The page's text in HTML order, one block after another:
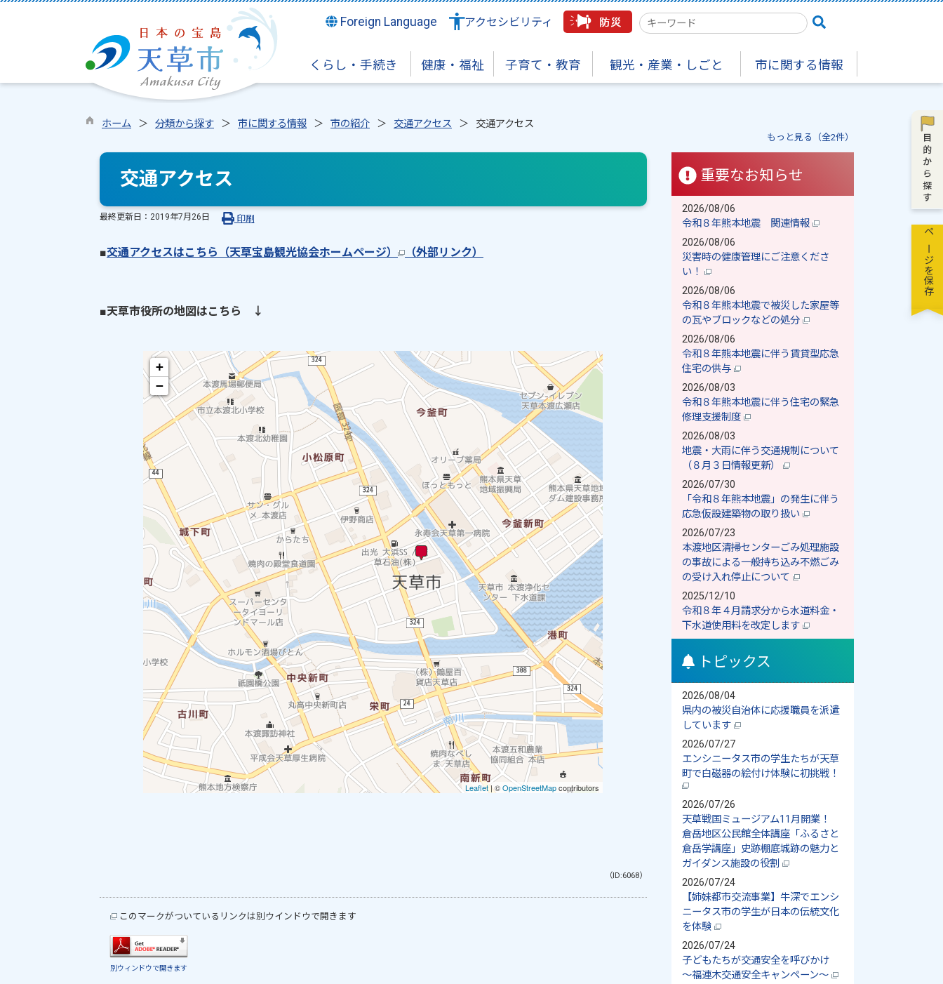
Foreign Language アクセシビリティ
検
ー
くらし・手続き 健康・福祉 子育て・教育 観光・産業・しごと 市に関する情報
ホーム 分類から探す 市に関する情報 市の紹介 交通アクセス 交通アクセス
もっと見る（全2件）
交通アクセス
最終更新日： 2019年7月26日 印刷
■交通アクセスはこちら（天草宝島観光協会ホームページ） （外部リンク）
■天草市役所の地図はこちら ↓
（ID:6068）
このマークがついているリンクは別ウインドウで開きます
別ウィンドウで開きます
重要なお知らせ
2026/08/06
令和８年熊本地震 関連情報
2026/08/06
災害時の健康管理にご注意くださ
い！
2026/08/06
令和８年熊本地震で被災した家屋等
の瓦やブロックなどの処分
2026/08/06
令和８年熊本地震に伴う賃貸型応急
住宅の供与
2026/08/03
令和８年熊本地震に伴う住宅の緊急
修理支援制度
2026/08/03
地震・大雨に伴う交通規制について
（８月３日情報更新）
2026/07/30
「令和８年熊本地震」の発生に伴う
応急仮設建築物の取り扱い
2026/07/23
本渡地区清掃センターごみ処理施設
の事故による一般持ち込み不燃ごみ
の受け入れ停止について
2025/12/10
令和８年４月請求分から水道料金・
下水道使用料を改定します
トピックス
2026/08/04
県内の被災自治体に応援職員を派遣
しています
2026/07/27
エンシニータス市の学生たちが天草
町で白磁器の絵付け体験に初挑戦！
2026/07/26
天草戦国ミュージアム11月開業！
倉岳地区公民館全体講座「ふるさと
倉岳学講座」史跡棚底城跡の魅力と
ガイダンス施設の役割
2026/07/24
【姉妹都市交流事業】牛深でエンシ
ニータス市の学生が日本の伝統文化
を体験
2026/07/24
子どもたちが交通安全を呼びかけ
～福連木交通安全キャンペーン～
ページを保存